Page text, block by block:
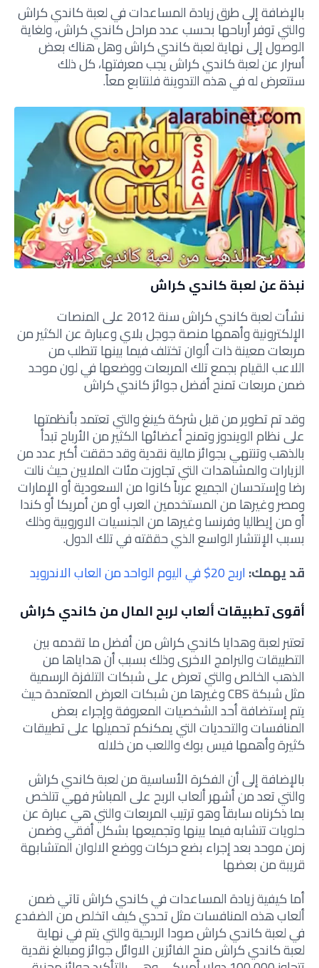
بالإضافة إلى طرق زيادة المساعدات في لعبة كاندي كراش
والتي توفر أرباحها بحسب عدد مراحل كاندي كراش، ولغاية
الوصول إلى نهاية لعبة كاندي كراش وهل هناك بعض
أسرار عن لعبة كاندي كراش يجب معرفتها، كل ذلك
سنتعرض له في هذه التدوينة فلنتابع معاً.
نبذة عن لعبة كاندي كراش
نشأت لعبة كاندي كراش سنة 2012 على المنصات
الإلكترونية وأهمها منصة جوجل بلاي وعبارة عن الكثير من
مربعات معينة ذات ألوان تختلف فيما بينها تتطلب من
اللاعب القيام بجمع تلك المربعات ووضعها في لون موحد
ضمن مربعات تمنح أفضل جوائز كاندي كراش
وقد تم تطوير من قبل شركة كينغ والتي تعتمد بأنظمتها
على نظام الويندوز وتمنح أعضائها الكثير من الأرباح تبدأ
بالذهب وتنتهي بجوائز مالية نقدية وقد حققت أكبر عدد من
الزيارات والمشاهدات التي تجاوزت مئات الملايين حيث نالت
رضا وإستحسان الجميع عرباً كانوا من السعودية أو الإمارات
ومصر وغيرها من المستخدمين العرب أو من أمريكا أو كندا
أو من إيطاليا وفرنسا وغيرها من الجنسيات الاوروبية وذلك
بسبب الإنتشار الواسع الذي حققته في تلك الدول.
قد يهمك:اربح 20$ في اليوم الواحد من العاب الاندرويد
أقوى تطبيقات ألعاب لربح المال من كاندي كراش
تعتبر لعبة وهدايا كاندي كراش من أفضل ما تقدمه بين
التطبيقات والبرامج الاخرى وذلك بسبب أن هداياها من
الذهب الخالص والتي تعرض على شبكات التلفزة الرسمية
مثل شبكة CBS وغيرها من شبكات العرض المعتمدة حيث
يتم إستضافة أحد الشخصيات المعروفة وإجراء بعض
المنافسات والتحديات التي يمكنكم تحميلها على تطبيقات
كثيرة وأهمها فيس بوك واللعب من خلاله
بالإضافة إلى أن الفكرة الأساسية من لعبة كاندي كراش
والتي تعد من أشهر ألعاب الربح على المباشر فهي تتلخص
بما ذكرناه سابقاً وهو ترتيب المربعات والتي هي عبارة عن
حلويات تتشابه فيما بينها وتجميعها بشكل أفقي وضمن
زمن موحد بعد إجراء بضع حركات ووضع الالوان المتشابهة
قريبة من بعضها
أما كيفية زيادة المساعدات في كاندي كراش تاتي ضمن
ألعاب هذه المنافسات مثل تحدي كيف اتخلص من الضفدع
في لعبة كاندي كراش صودا الربحية والتي يتم في نهاية
لعبة كاندي كراش منح الفائزين الاوائل جوائز ومبالغ نقدية